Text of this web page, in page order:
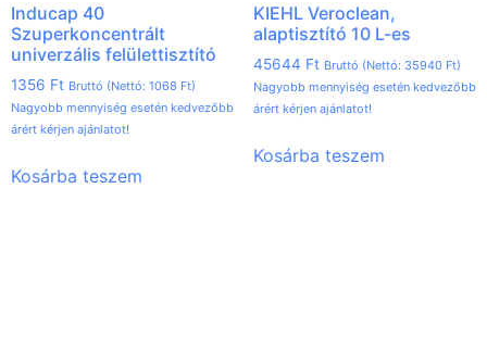
Inducap 40
Szuperkoncentrált
univerzális felülettisztító
1356 Ft Bruttó (Nettó: 1068 Ft)
Nagyobb mennyiség esetén kedvezőbb
árért kérjen ajánlatot!
Kosárba teszem
KIEHL Veroclean,
alaptisztító 10 L-es
45644 Ft Bruttó (Nettó: 35940 Ft)
Nagyobb mennyiség esetén kedvezőbb
árért kérjen ajánlatot!
Kosárba teszem